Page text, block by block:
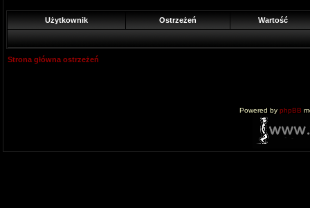
Użytkownik Ostrzeżeń Wartość
Strona główna ostrzeżeń
Powered by phpBB